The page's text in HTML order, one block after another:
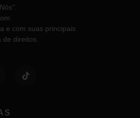
e com suas principais
direitos.